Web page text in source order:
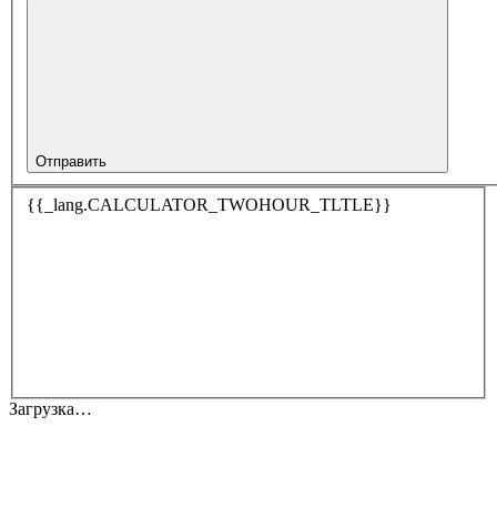
Отправить
{{_lang.CALCULATOR_TWOHOUR_TLTLE}}
Загрузка…